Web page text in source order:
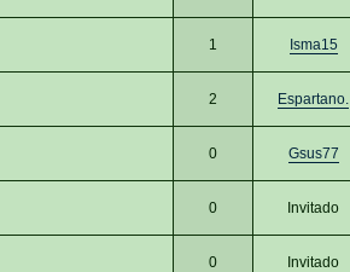
1 Isma15
2 Espartano.
0 Gsus77
0 Invitado
0 Invitado